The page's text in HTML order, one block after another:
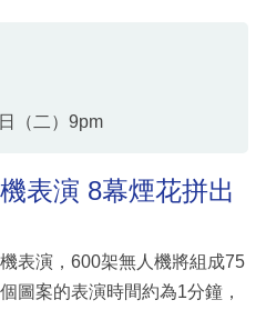
（二）9pm
表演 8幕煙花拼出
表演，600架無人機將組成75
圖案的表演時間約為1分鐘，